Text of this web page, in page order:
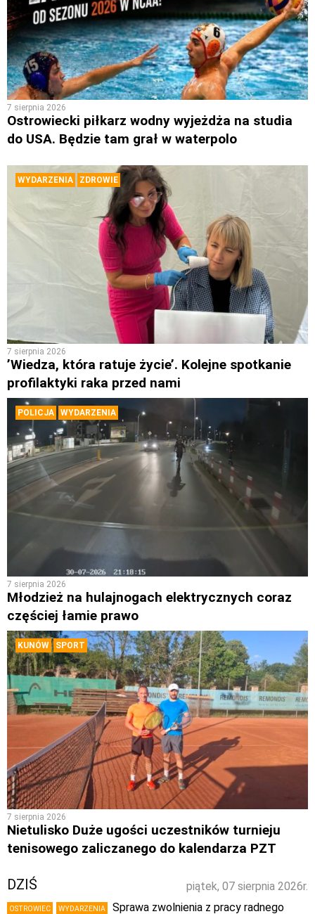
7 sierpnia 2026
Ostrowiecki piłkarz wodny wyjeżdża na studia
do USA. Będzie tam grał w waterpolo
WYDARZENIA ZDROWIE
7 sierpnia 2026
’Wiedza, która ratuje życie’. Kolejne spotkanie
profilaktyki raka przed nami
POLICJA WYDARZENIA
7 sierpnia 2026
Młodzież na hulajnogach elektrycznych coraz
częściej łamie prawo
KUNÓW SPORT
7 sierpnia 2026
Nietulisko Duże ugości uczestników turnieju
tenisowego zaliczanego do kalendarza PZT
piątek, 07 sierpnia 2026r.
DZIŚ
OSTROWIEC WYDARZENIA Sprawa zwolnienia z pracy radnego